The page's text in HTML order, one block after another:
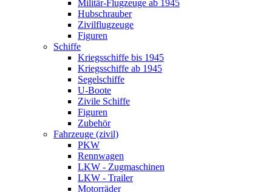
Militär-Flugzeuge ab 1945
Hubschrauber
Zivilflugzeuge
Figuren
Schiffe
Kriegsschiffe bis 1945
Kriegsschiffe ab 1945
Segelschiffe
U-Boote
Zivile Schiffe
Figuren
Zubehör
Fahrzeuge (zivil)
PKW
Rennwagen
LKW - Zugmaschinen
LKW - Trailer
Motorräder